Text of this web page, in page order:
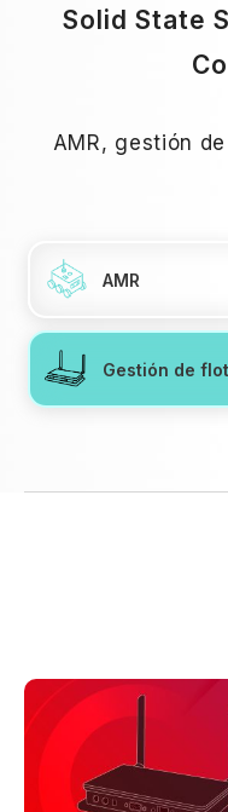
Solid State
AMR, gestión
AMR
Gestión de